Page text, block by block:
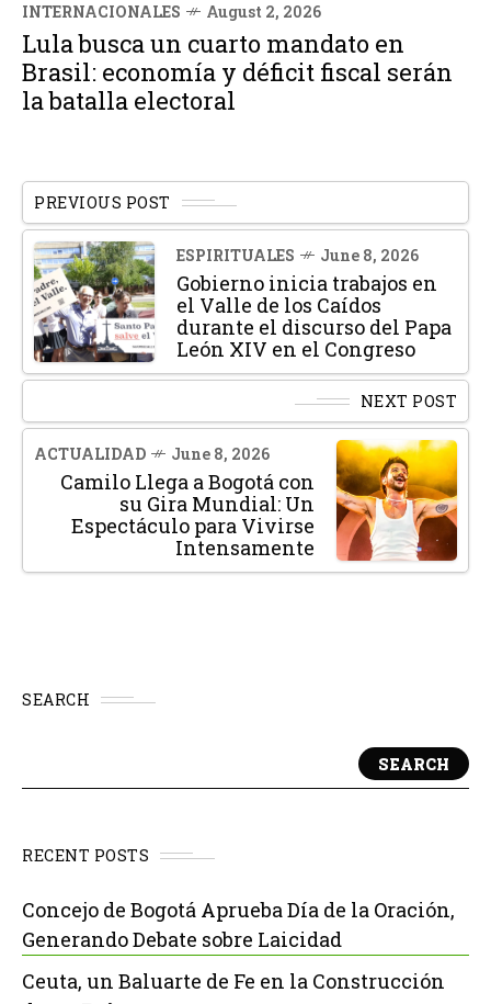
INTERNACIONALES August 2, 2026
Lula busca un cuarto mandato en
Brasil: economía y déficit fiscal serán
la batalla electoral
PREVIOUS POST
ESPIRITUALES June 8, 2026
Gobierno inicia trabajos en
el Valle de los Caídos
durante el discurso del Papa
León XIV en el Congreso
NEXT POST
ACTUALIDAD June 8, 2026
Camilo Llega a Bogotá con
su Gira Mundial: Un
Espectáculo para Vivirse
Intensamente
SEARCH
SEARCH
RECENT POSTS
Concejo de Bogotá Aprueba Día de la Oración,
Generando Debate sobre Laicidad
Ceuta, un Baluarte de Fe en la Construcción